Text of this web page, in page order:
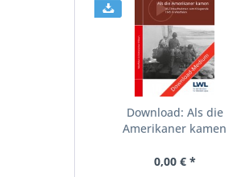
Download: Als die
Amerikaner kamen
0,00 € *